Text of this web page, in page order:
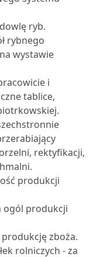
ryb.
rybnego
wystawie
i
tablice,
rektyfikacji,
produkcji
ogól produkcji
zboża.
rolniczych - za